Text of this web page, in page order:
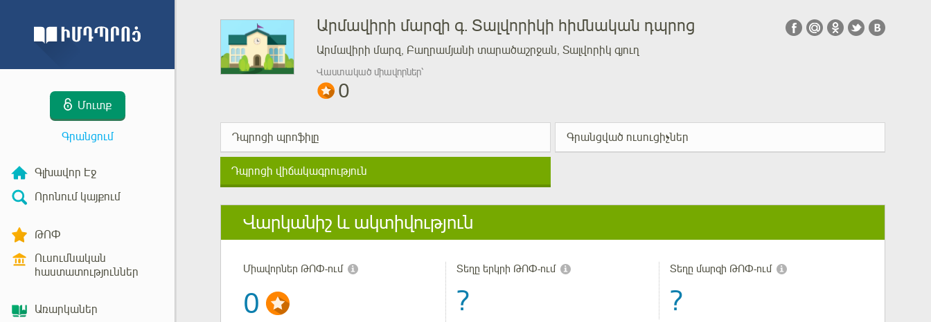
Մուտք
Գրանցում
Գլխավոր Էջ
Որոնում կայքում
ԹՈՓ
Ուսումնական
հաստատություններ
Առարկաներ
Արմավիրի մարզի գ. Տալվորիկի հիմնական դպրոց
Արմավիրի մարզ, Բաղրամյանի տարածաշրջան, Տալվորիկ գյուղ
Վաստակած միավորներ՝
0
Դպրոցի պրոֆիլը Գրանցված ուսուցիչներ
Դպրոցի վիճակագրություն
Վարկանիշ և ակտիվություն
Միավորներ ԹՈՓ-ում
0
Տեղը երկրի ԹՈՓ-ում
?
Տեղը մարզի ԹՈՓ-ում
?